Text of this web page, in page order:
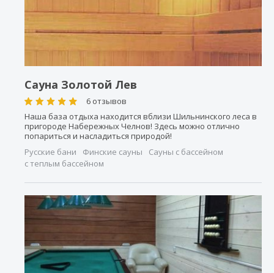
Сауна Золотой Лев
6 отзывов
Наша база отдыха находится вблизи Шильнинского леса в
пригороде Набережных Челнов! Здесь можно отлично
попариться и насладиться природой!
Русские бани
Финские сауны
Сауны с бассейном
с теплым бассейном